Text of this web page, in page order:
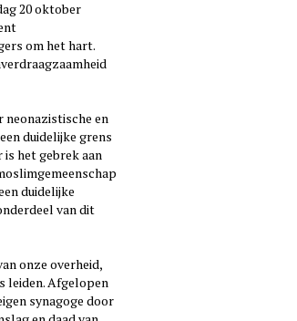
20 oktober
om het hart.
neonazistische en
duidelijke grens
het gebrek aan
duidelijke
van dit
onze overheid,
leiden. Afgelopen
synagoge door